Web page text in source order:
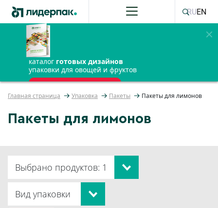
каталог готовых дизайнов
упаковки для овощей и фруктов
ПОЛУЧИТЬ БЕСПЛАТНО
RUEN
Главная страница Упаковка Пакеты Пакеты для лимонов
Пакеты для лимонов
Выбрано продуктов: 1
Вид упаковки